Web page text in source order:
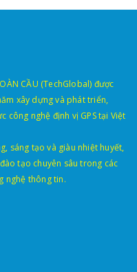
CẦU (TechGlobal) được
xây dựng và phát triển,
công nghệ định vị GPS tại Việt
sáng tạo và giàu nhiệt huyết,
tạo chuyên sâu trong các
nghệ thông tin.